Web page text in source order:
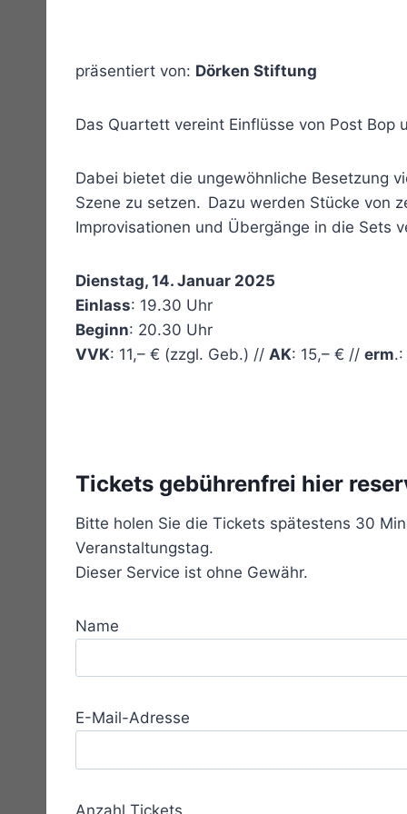
präsentiert von: Dörken Stiftung
Das Quartett vereint Einflüsse von Post Bop
Dabei bietet die ungewöhnliche Besetzung
Szene zu setzen. Dazu werden Stücke von
Improvisationen und Übergänge in die Sets
Dienstag, 14. Januar 2025
Einlass: 19.30 Uhr
Beginn: 20.30 Uhr
VVK: 11,– € (zzgl. Geb.) // AK: 15,– € // erm
Tickets gebührenfrei hier
Bitte holen Sie die Tickets spätestens 30
Veranstaltungstag.
Dieser Service ist ohne Gewähr.
Name
E-Mail-Adresse